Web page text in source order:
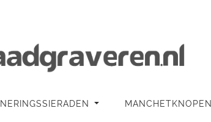
MANCHETKNOPEN